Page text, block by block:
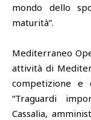
mondo dello
maturità”.
Mediterraneo
attività di
competizione e
“Traguardi
Cassalia,